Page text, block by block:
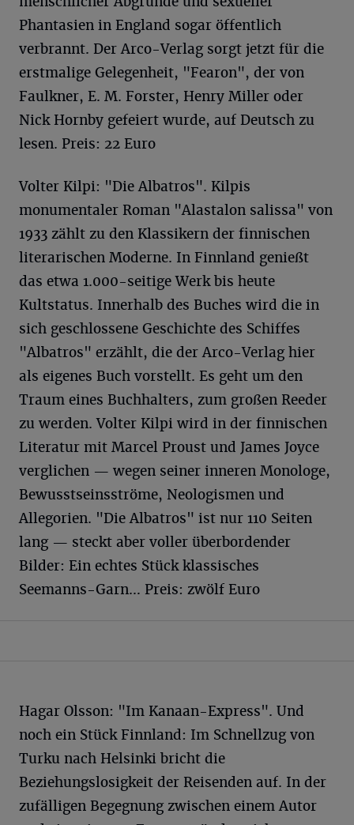
Phantasien in England sogar öffentlich
verbrannt. Der Arco-Verlag sorgt jetzt für die
erstmalige Gelegenheit, "Fearon", der von
Faulkner, E. M. Forster, Henry Miller oder
Nick Hornby gefeiert wurde, auf Deutsch zu
lesen. Preis: 22 Euro
Volter Kilpi: "Die Albatros". Kilpis
monumentaler Roman "Alastalon salissa" von
1933 zählt zu den Klassikern der finnischen
literarischen Moderne. In Finnland genießt
das etwa 1.000-seitige Werk bis heute
Kultstatus. Innerhalb des Buches wird die in
sich geschlossene Geschichte des Schiffes
"Albatros" erzählt, die der Arco-Verlag hier
als eigenes Buch vorstellt. Es geht um den
Traum eines Buchhalters, zum großen Reeder
zu werden. Volter Kilpi wird in der finnischen
Literatur mit Marcel Proust und James Joyce
verglichen — wegen seiner inneren Monologe,
Bewusstseinsströme, Neologismen und
Allegorien. "Die Albatros" ist nur 110 Seiten
lang — steckt aber voller überbordender
Bilder: Ein echtes Stück klassisches
Seemanns-Garn… Preis: zwölf Euro
Hagar Olsson: "Im Kanaan-Express". Und
noch ein Stück Finnland: Im Schnellzug von
Turku nach Helsinki bricht die
Beziehungslosigkeit der Reisenden auf. In der
zufälligen Begegnung zwischen einem Autor